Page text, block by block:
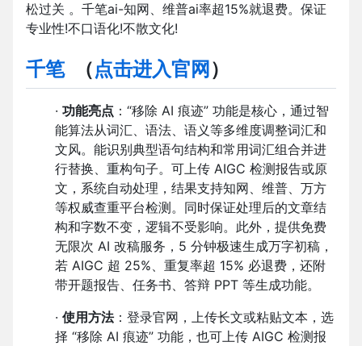
松过关 。千笔ai-知网、维普ai率超15%就退费。保证
专业性!不口语化!不散文化!
千笔（点击进入官网 ）
· 功能亮点 ：“移除 AI 痕迹” 功能是核心，通过智
能算法从词汇、语法、语义等多维度调整词汇和
文风。能识别典型语句结构和常用词汇组合并进
行替换、重构句子。可上传 AIGC 检测报告或原
文，系统自动处理，结果支持知网、维普、万方
等权威查重平台检测。同时保证处理后的文章结
构和字数不变，逻辑不受影响。此外，提供免费
无限次 AI 改稿服务，5 分钟极速生成万字初稿，
若 AIGC 超 25%、重复率超 15% 必退费，还附
带开题报告、任务书、答辩 PPT 等生成功能。
· 使用方法：登录官网，上传长文或粘贴文本，选
择 “移除 AI 痕迹” 功能，也可上传 AIGC 检测报